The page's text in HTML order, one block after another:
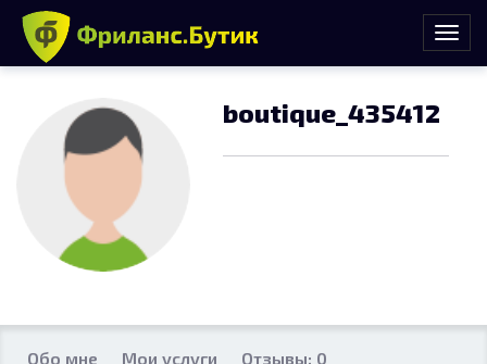
boutique_435412
Обо мне Мои услуги
Отзывы: 0